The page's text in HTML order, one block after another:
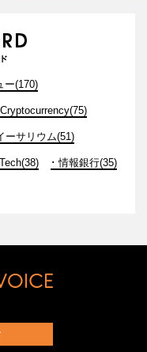
ー(170)
Cryptocurrency(75)
ーサリウム(51)
情報銀行(35)